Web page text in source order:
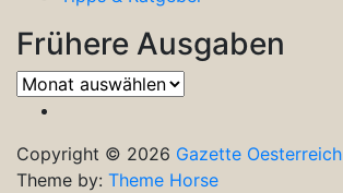
Frühere Ausgaben
Frühere
Ausgaben
Copyright © 2026 Gazette Oesterreich
Theme by: Theme Horse